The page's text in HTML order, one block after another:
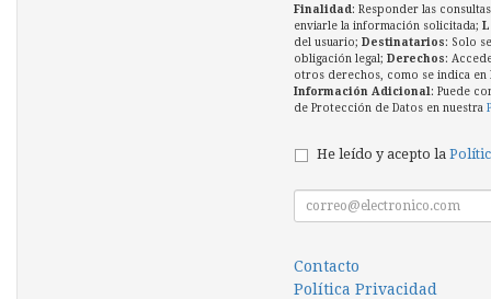
Finalidad : Responder las
enviarle la información solicitada;
del usuario; Destinatarios: Solo
obligación legal; Derechos:
otros derechos, como se indica en
Información Adicional : Puede
de Protección de Datos en nuestra
He leído y acepto la
Contacto
Política Privacidad